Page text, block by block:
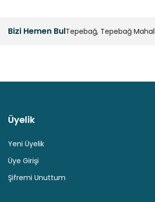
Ürün fiyatı diğer sitelerden daha pahalı.
Bizi Hemen BulTepebağ, Tepebağ
Üyelik
Yeni Üyelik
Üye Girişi
Şifremi Unuttum